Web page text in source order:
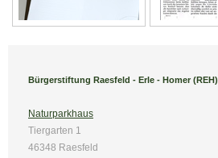
Bürgerstiftung Raesfeld - Erle - Homer (REH)
Naturparkhaus
Tiergarten 1
46348 Raesfeld